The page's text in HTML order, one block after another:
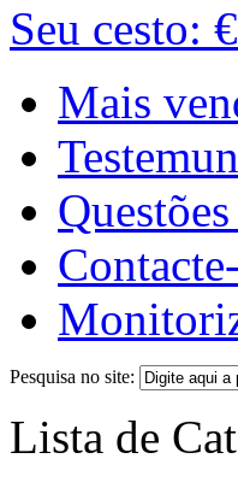
Seu cesto:
Mais
Pesquisa no site:
Lista de